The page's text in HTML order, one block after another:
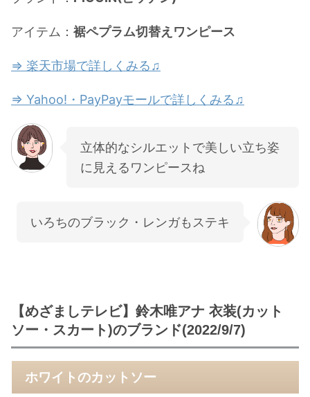
アイテム： 裾ペプラム切替えワンピース
⇒ 楽天市場で詳しくみる♫
⇒ Yahoo!・PayPayモールで詳しくみる♫
立体的なシルエットで美しい立ち姿
に見えるワンピースね
いろちのブラック・レンガもステキ
【めざましテレビ】鈴木唯アナ 衣装(カット
ソー・スカート)のブランド(2022/9/7)
ホワイトのカットソー